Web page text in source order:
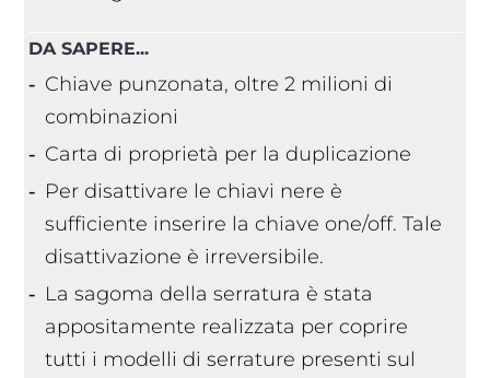
DA SAPERE...
Chiave punzonata, oltre 2 milioni di
combinazioni
Carta di proprietà per la duplicazione
Per disattivare le chiavi nere è
sufficiente inserire la chiave one/off. Tale
disattivazione è irreversibile.
La sagoma della serratura è stata
appositamente realizzata per coprire
tutti i modelli di serrature presenti sul